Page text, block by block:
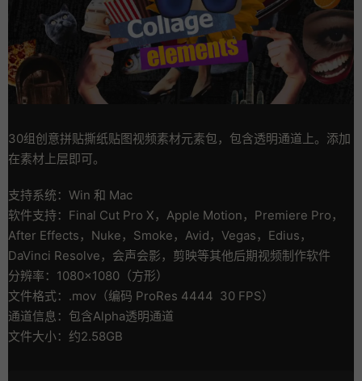
30组创意拼贴撕纸贴图视频素材元素包，包含透明通道上。添加
在素材上层即可。
支持系统：Win 和 Mac
软件支持：Final Cut Pro X，Apple Motion，Premiere Pro，
After Effects，Nuke，Smoke，Avid，Vegas，Edius，
DaVinci Resolve，会声会影，剪映等其他后期视频制作软件
分辨率：1080×1080（方形）
文件格式：.mov（编码 ProRes 4444 30 FPS）
通道信息：包含Alpha透明通道
文件大小：约2.58GB